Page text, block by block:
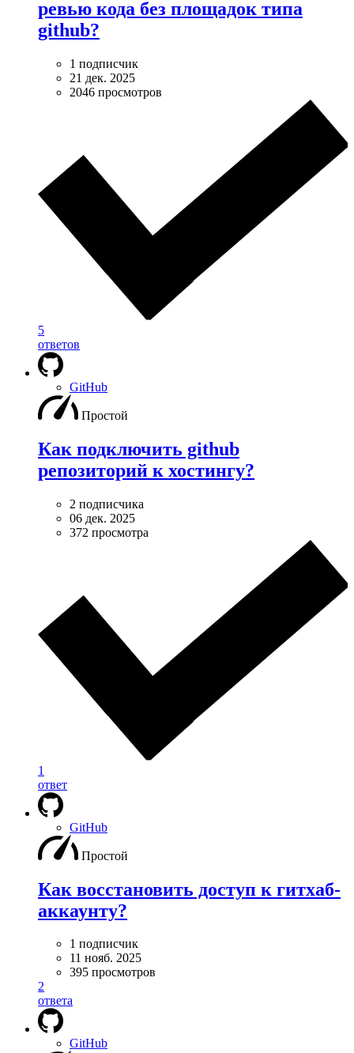
ревью кода без площадок типа
github?
1 подписчик
21 дек. 2025
2046 просмотров
5
ответов
GitHub
Простой
Как подключить github
репозиторий к хостингу?
2 подписчика
06 дек. 2025
372 просмотра
1
ответ
GitHub
Простой
Как восстановить доступ к гитхаб-
аккаунту?
1 подписчик
11 нояб. 2025
395 просмотров
2
ответа
GitHub